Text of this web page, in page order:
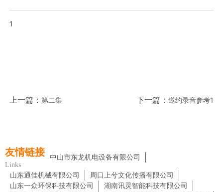
1
上一篇： 第二集 下一篇：邀约录音参考1
友情链接
Links
中山市东龙机电设备有限公司
山东通佳机械有限公司
周口上兮文化传播有限公司
山东一众环保科技有限公司
湖南讯灵智能科技有限公司